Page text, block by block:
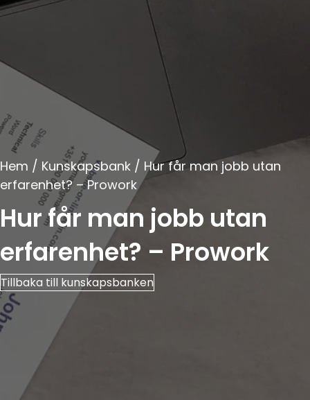
Hem / Kunskapsbank / Hur får man jobb utan
erfarenhet? – Prowork
Hur får man jobb utan
erfarenhet? – Prowork
Tillbaka till kunskapsbanken